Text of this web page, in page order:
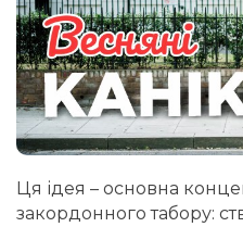
Ця ідея – основна
закордонного табору: